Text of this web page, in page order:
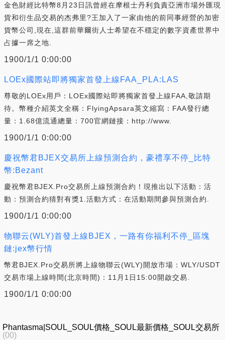
金色財經比特幣8月23日訊曾經在摩根士丹利負責亞洲市場外匯現
貨和衍生品交易的杰弗里?王加入了一家由他的前同事經營的加密
貨幣公司,現在,這群前華爾街人士希望在不穩定的數字資產世界中
占據一席之地.
1900/1/1 0:00:00
LOEx國際站即將獨家首發上線FAA_PLA:LAS
尊敬的LOEx用戶：LOEx國際站即將獨家首發上線FAA,敬請期
待。幣種介紹英文全稱：FlyingApsara英文縮寫：FAA發行總
量：1.68億流通總量：700官網鏈接：http://www.
1900/1/1 0:00:00
慶祝幣君BJEX交易所上線預測合約，豪禮享不停_比特
幣:Bezant
慶祝幣君BJEX.Pro交易所上線預測合約！現推出以下活動：活
動：預測合約猜對有獎1.活動方式：在活動期間參與預測合約.
1900/1/1 0:00:00
物聯云(WLY)首發上線BJEX，一路有你福利不停_區塊
鏈:jex幣行情
幣君BJEX.Pro交易所將上線物聯云(WLY)開放市場：WLY/USDT
交易市場上線時間(北京時間)：11月1日15:00開啟交易.
1900/1/1 0:00:00
Phantasma|SOUL_SOUL價格_SOUL最新價格_SOUL交易所
(00)